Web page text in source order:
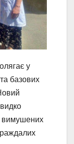
у
базових
вимушених